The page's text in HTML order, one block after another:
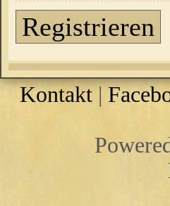
Registrieren
Kontakt |